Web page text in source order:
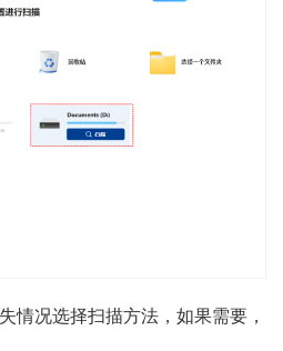
情况选择扫描方法，如果需要，